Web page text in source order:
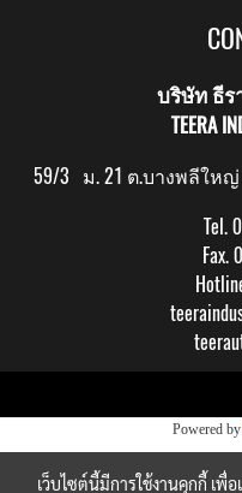
บริษัท ธีร
TEERA
59/3 ม. 21 ต.บางพลีใหญ่
Tel.
Fax.
Powered by
เว็บไซต์นี้มีการใช้งานคุกกี้ เ